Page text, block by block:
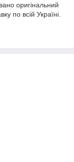
оригінальний
по всій Україні.